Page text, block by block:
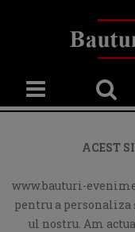
ACEST
www.bauturi-
pentru a
ul nostru. Am